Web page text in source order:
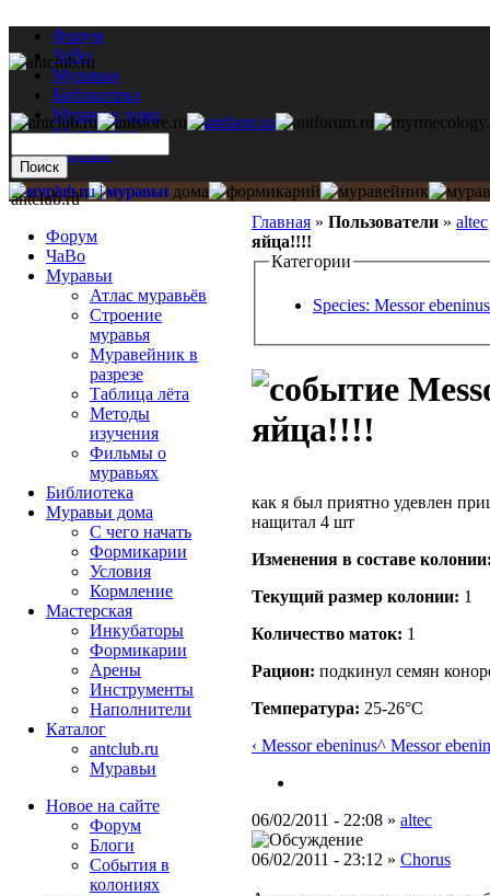
Форум
ЧаВо
Муравьи
Библиотека
Муравьи дома
Мастерская
Каталог
Главная » Пользователи » altec
яйца!!!!
Категории
Species: Messor ebeninus
яйца!!!!
как я был приятно удевлен
нащитал 4 шт
Изменения в составе
Текущий размер кoлонии: 1
Количество маток: 1
Рацион: подкинул семян
Температура: 25-26°C
‹ Messor ebeninus^ Messor
06/02/2011 - 22:08 » altec
06/02/2011 - 23:12 » Chorus
antclub.ru
Форум
ЧаВо
Муравьи
Атлас муравьёв
Строение
муравья
Муравейник в
разрезе
Таблица лёта
Методы
изучения
Фильмы о
муравьях
Библиотека
Муравьи дома
С чего начать
Формикарии
Условия
Кормление
Мастерская
Инкубаторы
Формикарии
Арены
Инструменты
Наполнители
Каталог
antclub.ru
Муравьи
Новое на сайте
Форум
Блоги
События в
колониях